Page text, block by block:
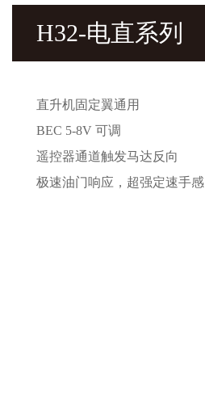
H32-电直系列
直升机固定翼通用
BEC 5-8V 可调
遥控器通道触发马达反向
极速油门响应，超强定速手感